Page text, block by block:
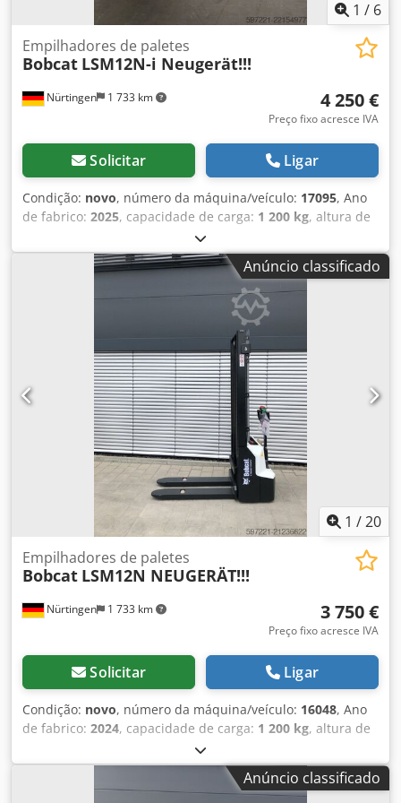
1 / 6
Nürtingen 1 733 km
Empilhadores de paletes
Bobcat LSM12N-i Neugerät!!!
4 250 €
Preço fixo acresce IVA
Solicitar Ligar
Condição: novo, número da máquina/veículo: 17095, Ano
de fabrico: 2025, capacidade de carga: 1 200 kg, altura de
, centro de carga:
combustível:elétrico, tipo de mastro:simplex, altura de
construção:1 970 mm, tensão da bateria: 24 V ,
1 150 mm , peso total:665 kg
5180321 Dkjdozfd Dbopfx Aaver Número de série: OBWNR-
000081 Especificações da bateria: 24 V, 60 Ah
Anúncio classificado
1 /20
Nürtingen 1 733 km
Empilhadores de paletes
Bobcat LSM12N NEUGERÄT!!!
3 750 €
Preço fixo acresce IVA
Solicitar Ligar
Condição: novo, número da máquina/veículo: 16048, Ano
de fabrico: 2024, capacidade de carga: 1 200 kg, altura de
, centro de carga:
combustível:elétrico, tipo de mastro:simplex, altura de
construção:2 080 mm , tensão da bateria: 24 V ,
Anúncio classificado